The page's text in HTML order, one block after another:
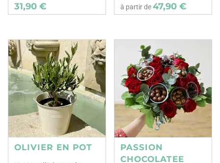
31,90 € à partir de47,90 €
OLIVIER EN POT
PASSION
CHOCOLATEE